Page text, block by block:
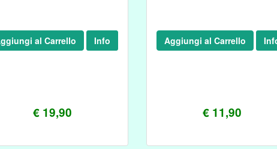
€ 19,90
al Carrello Info
€ 11,90
Aggiungi al Carrello